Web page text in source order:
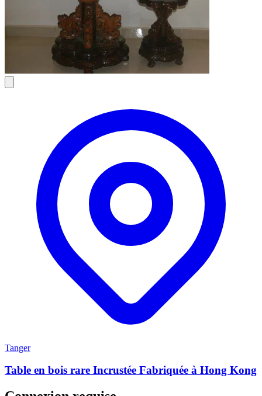
Tanger
Table en bois rare Incrustée Fabriquée à Hong Kong